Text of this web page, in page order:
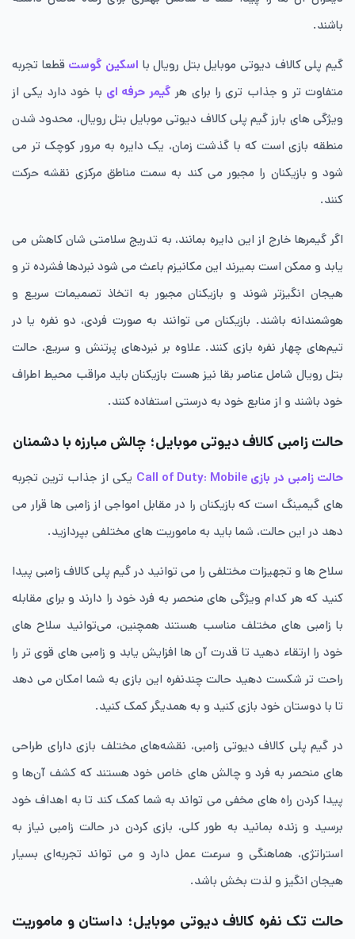
باشند.
گیم پلی کالاف دیوتی موبایل بتل رویال با اسکین گوست قطعا تجربه
متفاوت تر و جذاب تری را برای هر گیمر حرفه ای با خود دارد یکی از
ویژگی های بارز گیم پلی کالاف دیوتی موبایل بتل رویال، محدود شدن
منطقه بازی است که با گذشت زمان، یک دایره به مرور کوچک تر می
شود و بازیکنان را مجبور می کند به سمت مناطق مرکزی نقشه حرکت
کنند.
اگر گیمرها خارج از این دایره بمانند، به تدریج سلامتی شان کاهش می
یابد و ممکن است بمیرند این مکانیزم باعث می شود نبردها فشرده تر و
هیجان انگیزتر شوند و بازیکنان مجبور به اتخاذ تصمیمات سریع و
هوشمندانه باشند. بازیکنان می توانند به صورت فردی، دو نفره یا در
تیم‌های چهار نفره بازی کنند. علاوه بر نبردهای پرتنش و سریع، حالت
بتل رویال شامل عناصر بقا نیز هست بازیکنان باید مراقب محیط اطراف
خود باشند و از منابع خود به درستی استفاده کنند.
حالت زامبی کالاف دیوتی موبایل؛ چالش مبارزه با دشمنان
حالت زامبی در بازی Call of Duty: Mobile
یکی از جذاب ترین تجربه
های گیمینگ است که بازیکنان را در مقابل امواجی از زامبی ها قرار می
دهد در این حالت، شما باید به ماموریت های مختلفی بپردازید.
سلاح ها و تجهیزات مختلفی را می توانید در گیم پلی کالاف زامبی پیدا
کنید که هر کدام ویژگی های منحصر به فرد خود را دارند و برای مقابله
با زامبی های مختلف مناسب هستند همچنین، می‌توانید سلاح های
خود را ارتقاء دهید تا قدرت آن ها افزایش یابد و زامبی های قوی تر را
راحت تر شکست دهید حالت چندنفره این بازی به شما امکان می دهد
تا با دوستان خود بازی کنید و به همدیگر کمک کنید.
در گیم پلی کالاف دیوتی زامبی، نقشه‌های مختلف بازی دارای طراحی
های منحصر به فرد و چالش های خاص خود هستند که کشف آن‌ها و
پیدا کردن راه های مخفی می تواند به شما کمک کند تا به اهداف خود
برسید و زنده بمانید به طور کلی، بازی کردن در حالت زامبی نیاز به
استراتژی، هماهنگی و سرعت عمل دارد و می تواند تجربه‌ای بسیار
هیجان انگیز و لذت بخش باشد.
حالت تک نفره کالاف دیوتی موبایل؛ داستان و ماموریت